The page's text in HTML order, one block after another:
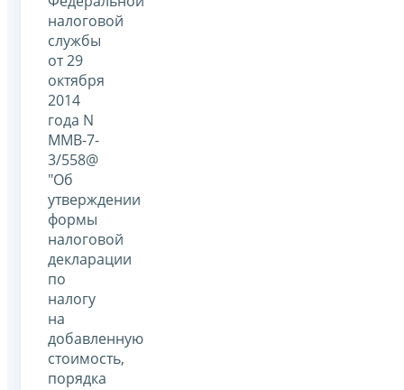
налоговой
службы
от 29
октября
2014
года N
ММВ-7-
3/558@
"Об
утверждении
формы
налоговой
декларации
по
налогу
на
добавленную
стоимость,
порядка